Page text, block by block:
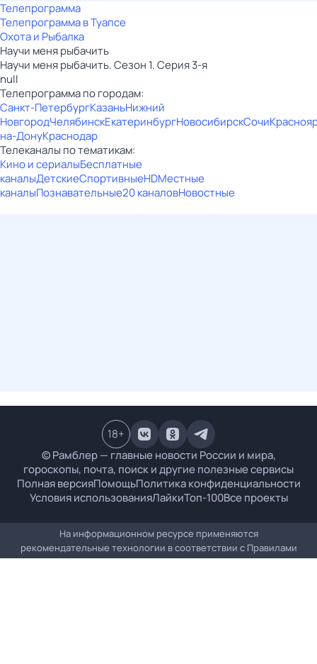
Телепрограмма
Телепрограмма в Туапсе
Охота и Рыбалка
Научи меня рыбачить
Научи меня рыбачить. Сезон 1. Серия 3-я
null
Телепрограмма по городам:
Санкт-ПетербургКазаньНижний
НовгородЧелябинскЕкатеринбургНовосибирскСочи
на-ДонуКраснодар
Телеканалы по тематикам:
Кино и сериалыБесплатные
каналыДетскиеСпортивныеHDМестные
каналыПознавательные20 каналовНовостные
© Рамблер — главные новости России и мира,
гороскопы, почта, поиск и другие полезные сервисы
Полная версияПомощьПолитика конфиденциальности
Условия использованияЛайкиТоп-100Все проекты
18+
На информационном ресурсе применяются
рекомендательные технологии в соответствии с Правилами